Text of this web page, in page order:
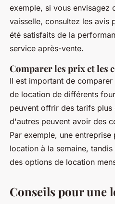
exemple, si vous envisagez
vaisselle, consultez les avis
été satisfaits de la
service après-vente.
Comparer les prix et les
Il est important de
de location de différents
peuvent offrir des tarifs
d'autres peuvent avoir des
Par exemple, une
location à la semaine,
des options de location
Conseils pour une